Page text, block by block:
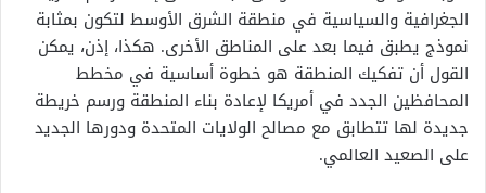
الجغرافية والسياسية في منطقة الشرق الأوسط لتكون بمثابة
نموذج يطبق فيما بعد على المناطق الأخرى. هكذا، إذن، يمكن
القول أن تفكيك المنطقة هو خطوة أساسية في مخطط
المحافظين الجدد في أمريكا لإعادة بناء المنطقة ورسم خريطة
جديدة لها تتطابق مع مصالح الولايات المتحدة ودورها الجديد
على الصعيد العالمي.